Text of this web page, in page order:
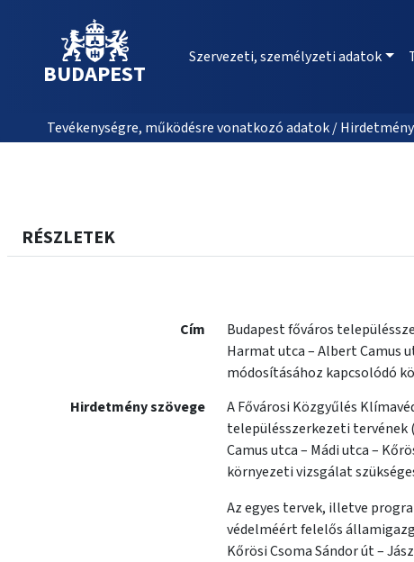
BUDAPEST
Szervezeti, személyzeti adatok
Tevékenységre, működésre vonatkozó adatok /
RÉSZLETEK
Cím
Budapest főváros
Harmat utca – Albert Camus
módosításához kapcsolódó
Hirdetmény szövege
A Fővárosi Közgyűlés
településszerkezeti tervének
Camus utca – Mádi utca –
környezeti vizsgálat
Az egyes tervek, illetve
védelméért felelős
Kőrösi Csoma Sándor út –